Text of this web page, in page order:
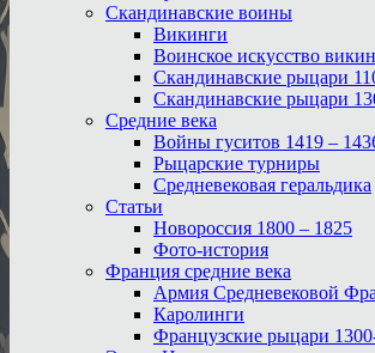
Скандинавские воины
Викинги
Воинское искусство
Скандинавские рыцари
Скандинавские рыцари
Средние века
Войны гуситов 1419 –
Рыцарские турниры
Средневековая геральдика
Статьи
Новороссия 1800 – 1825
Фото-история
Франция средние века
Армия Средневековой
Каролинги
Французские рыцари